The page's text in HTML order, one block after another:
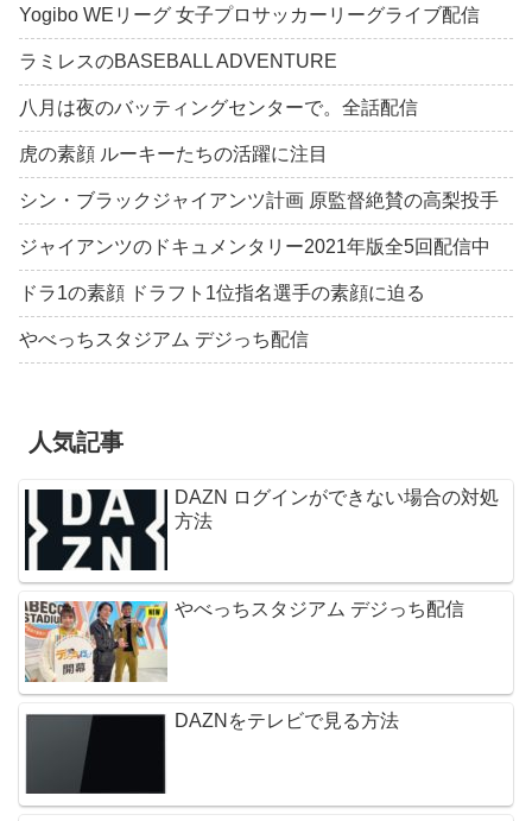
Yogibo WEリーグ 女子プロサッカーリーグライブ配信
ラミレスのBASEBALL ADVENTURE
八月は夜のバッティングセンターで。全話配信
虎の素顔 ルーキーたちの活躍に注目
シン・ブラックジャイアンツ計画 原監督絶賛の高梨投手
ジャイアンツのドキュメンタリー2021年版全5回配信中
ドラ1の素顔 ドラフト1位指名選手の素顔に迫る
やべっちスタジアム デジっち配信
人気記事
DAZN ログインができない場合の対処
方法
やべっちスタジアム デジっち配信
DAZNをテレビで見る方法